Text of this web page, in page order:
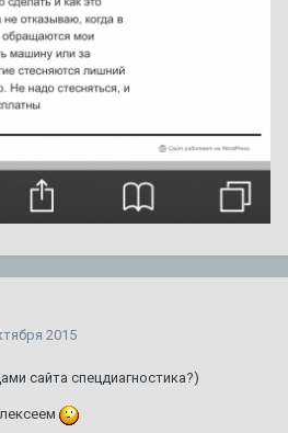
2015
сайта спецдиагностика?)